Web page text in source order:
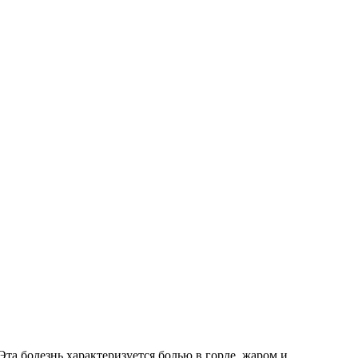
болезнь характеризуется болью в горле, жаром и